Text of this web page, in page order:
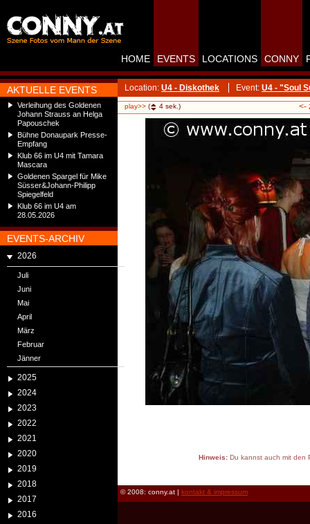
AKTUELLE EVENTS
Verleihung des Goldenen
Johann Strauss an Helga
Papouschek
Bühne Donaupark Presse-
Empfang
Klub 66 im U4 mit Tamara
Mascara
Goldenen Spargel für Mike
Süsser&Johann-Philipp
Spiegelfeld
Klub 66 im U4 am
28.05.2026
EVENTS-ARCHIV
2026
Juli
Juni
Mai
April
März
Februar
Jänner
2025
2024
2023
2022
2021
2020
2019
2018
2017
2016
HOME EVENTS LOCATIONS CONNY
Location: U4 - Diskothek Event: U4 - "Soul
play>> ( 4 sek.) <-
Hinweis:Du kannst auch mit den
© 2008: conny.at | kontakt & impressum